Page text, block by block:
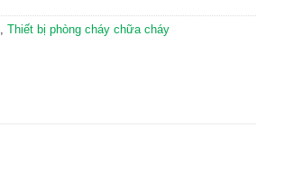
Thiết bị phòng cháy chữa cháy